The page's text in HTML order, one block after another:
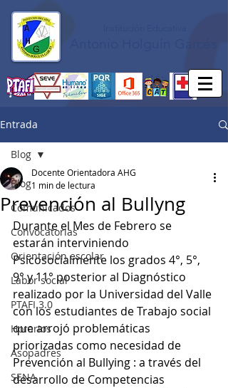
Entrada
Blog
Comunicados
Convocatorias
Orientación escolar
Labor social
PTAFI 3.0
Horarios
Asopadres
SENA
Blog
Prevención al Bullyng
Docente Orientadora AHG
1 min de lectura
Durante el Mes de Febrero se
estarán interviniendo
Psicosocialmente los grados 4°, 5°,
9° y 11° posterior al Diagnóstico
realizado por la Universidad del Valle
con los estudiantes de Trabajo social
que arrojó problemáticas
priorizadas como necesidad de
Prevención al Bullying : a través del
desarrollo de Competencias